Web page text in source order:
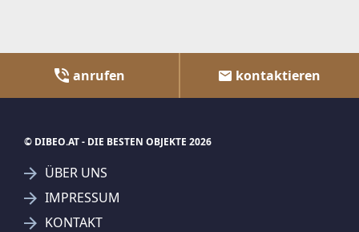
anrufen kontaktieren
© DIBEO.AT - DIE BESTEN OBJEKTE 2026
ÜBER UNS
IMPRESSUM
KONTAKT